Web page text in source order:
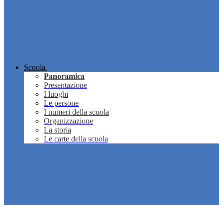
Scuola
Panoramica
Presentazione
I luoghi
Le persone
I numeri della scuola
Organizzazione
La storia
Le carte della scuola